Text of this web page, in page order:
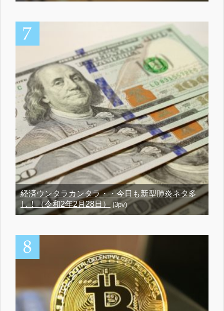
経済ウンタラカンタラ・・今日も新型肺炎ネタ多
し！（令和2年2月28日） (3pv)